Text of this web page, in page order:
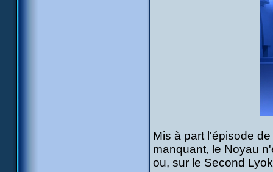
Mis à part l'épisode
manquant, le Noyau
ou, sur le Second